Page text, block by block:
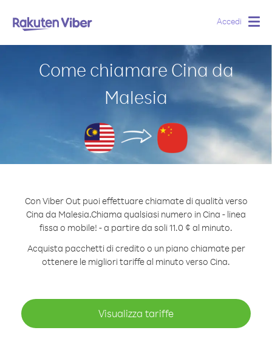
Accedi
Come chiamare Cina da
Malesia
Con Viber Out puoi effettuare chiamate di qualità verso
Cina da Malesia.Chiama qualsiasi numero in Cina - linea
fissa o mobile! - a partire da soli 11.0 ¢ al minuto.
Acquista pacchetti di credito o un piano chiamate per
ottenere le migliori tariffe al minuto verso Cina.
Visualizza tariffe